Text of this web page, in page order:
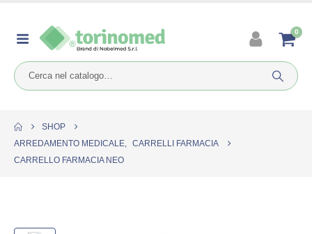
0
SHOP
ARREDAMENTO MEDICALE, CARRELLI FARMACIA
CARRELLO FARMACIA NEO